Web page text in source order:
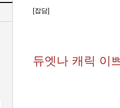
[잡담]
듀엣나 캐릭 이